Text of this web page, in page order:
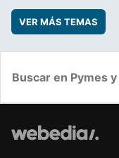
VER MÁS TEMAS